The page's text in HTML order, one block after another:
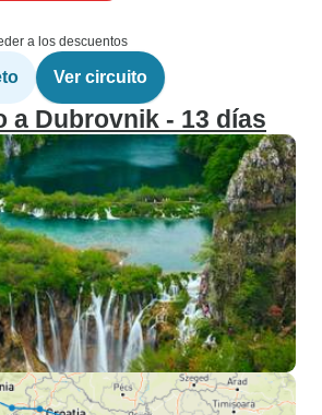
a los descuentos
Ver circuito
a Dubrovnik - 13 días